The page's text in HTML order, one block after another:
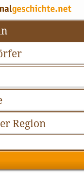
Region